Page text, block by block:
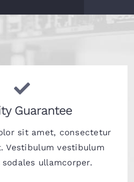
Guarantee
sit amet, consectetur
Vestibulum vestibulum
ullamcorper.